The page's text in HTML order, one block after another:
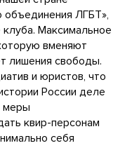
ЛГБТ»,
Максимальное
вменяют
лишения свободы.
и юристов, что
России деле
меры
квир-персонам
себя